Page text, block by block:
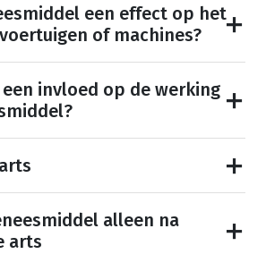
een effect op het
of machines?
invloed op de werking
alleen na
arts